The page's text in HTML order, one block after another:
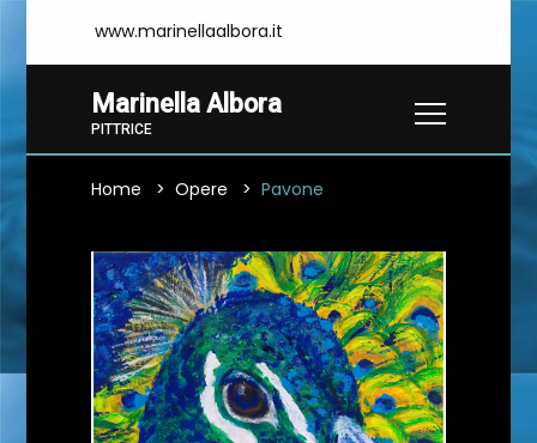
www.marinellaalbora.it
Marinella Albora
PITTRICE
Home Opere Pavone